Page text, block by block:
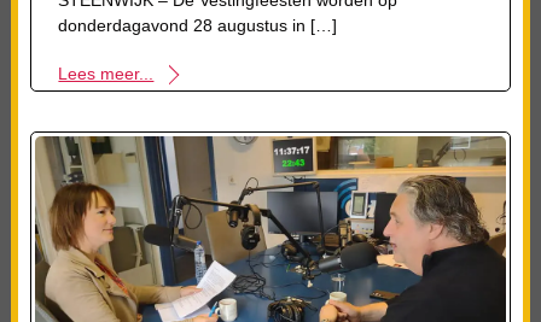
donderdagavond 28 augustus in […]
Lees meer...